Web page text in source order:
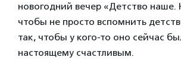
новогодний вечер «Детство наше.
чтобы не просто вспомнить
так, чтобы у кого-то оно сейчас
настоящему счастливым.